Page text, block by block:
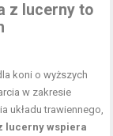
z lucerny to
koni o wyższych
w zakresie
układu trawiennego,
lucerny wspiera